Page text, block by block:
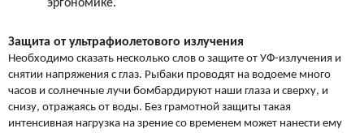
эргономике.
Защита от ультрафиолетового излучения
Необходимо сказать несколько слов о защите от УФ-излучения и
снятии напряжения с глаз. Рыбаки проводят на водоеме много
часов и солнечные лучи бомбардируют наши глаза и сверху, и
снизу, отражаясь от воды. Без грамотной защиты такая
интенсивная нагрузка на зрение со временем может нанести ему